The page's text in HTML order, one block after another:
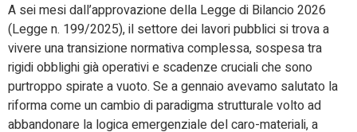
A sei mesi dall’approvazione della Legge di Bilancio 2026
(Legge n. 199/2025), il settore dei lavori pubblici si trova a
vivere una transizione normativa complessa, sospesa tra
rigidi obblighi già operativi e scadenze cruciali che sono
purtroppo spirate a vuoto. Se a gennaio avevamo salutato la
riforma come un cambio di paradigma strutturale volto ad
abbandonare la logica emergenziale del caro-materiali, a